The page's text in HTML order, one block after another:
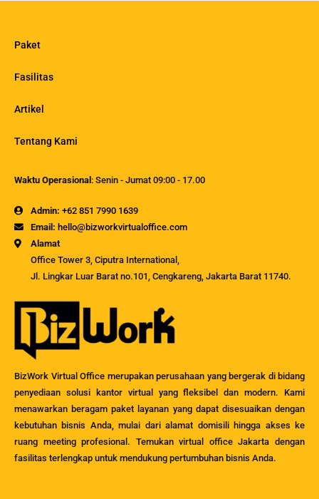
Paket
Fasilitas
Artikel
Tentang Kami
Waktu Operasional : Senin - Jumat 09:00 - 17.00
Admin: +62 851 7990 1639
Email: hello@bizworkvirtualoffice.com
Alamat
Office Tower 3, Ciputra International,
Jl. Lingkar Luar Barat no.101, Cengkareng, Jakarta Barat 11740.
BizWork Virtual Office merupakan perusahaan yang bergerak di bidang
penyediaan solusi kantor virtual yang fleksibel dan modern. Kami
menawarkan beragam paket layanan yang dapat disesuaikan dengan
kebutuhan bisnis Anda, mulai dari alamat domisili hingga akses ke
ruang meeting profesional. Temukan virtual office Jakarta dengan
fasilitas terlengkap untuk mendukung pertumbuhan bisnis Anda.